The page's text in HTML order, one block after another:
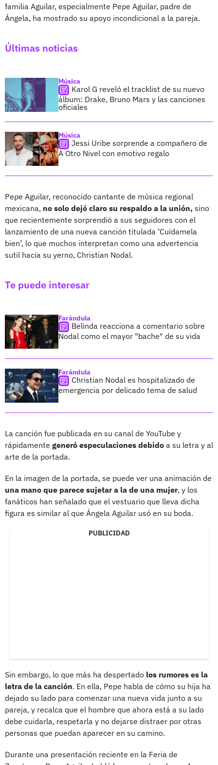
familia Aguilar, especialmente Pepe Aguilar, padre de
Ángela, ha mostrado su apoyo incondicional a la pareja.
Últimas noticias
Música
Karol G reveló el tracklist de su nuevo
álbum: Drake, Bruno Mars y las canciones
oficiales
Música
Jessi Uribe sorprende a compañero de
A Otro Nivel con emotivo regalo
Pepe Aguilar, reconocido cantante de música regional
mexicana, no solo dejó claro su respaldo a la unión, sino
que recientemente sorprendió a sus seguidores con el
lanzamiento de una nueva canción titulada ‘Cuídamela
bien’, lo que muchos interpretan como una advertencia
sutil hacia su yerno, Christian Nodal.
Te puede interesar
Farándula
Belinda reacciona a comentario sobre
Nodal como el mayor "bache" de su vida
Farándula
Christian Nodal es hospitalizado de
emergencia por delicado tema de salud
La canción fue publicada en su canal de YouTube y
rápidamente generó especulaciones debido a su letra y al
arte de la portada.
En la imagen de la portada, se puede ver una animación de
una mano que parece sujetar a la de una mujer, y los
fanáticos han señalado que el vestuario que lleva dicha
figura es similar al que Ángela Aguilar usó en su boda.
PUBLICIDAD
Sin embargo, lo que más ha despertado los rumores es la
letra de la canción. En ella, Pepe habla de cómo su hija ha
dejado su lado para comenzar una nueva vida junto a su
pareja, y recalca que el hombre que ahora está a su lado
debe cuidarla, respetarla y no dejarse distraer por otras
personas que puedan aparecer en su camino.
Durante una presentación reciente en la Feria de